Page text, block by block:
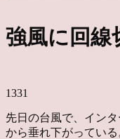
強風に回線
1331
先日の台風で、イン
から垂れ下がってい